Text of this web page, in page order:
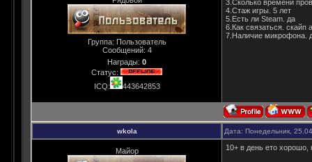
Группа: Пользователь
Сообщений: 4
Награды: 0
Статус:
ICQ:
443642853
3.Сколько времени
4.Стаж игры. 5 лет
5.Есть ли Steam. да
6.Как связаться. скайп
7.Наличие микрофона.
wkola Дата: Понедельник,
Майор 10+ в день ето хорошо,